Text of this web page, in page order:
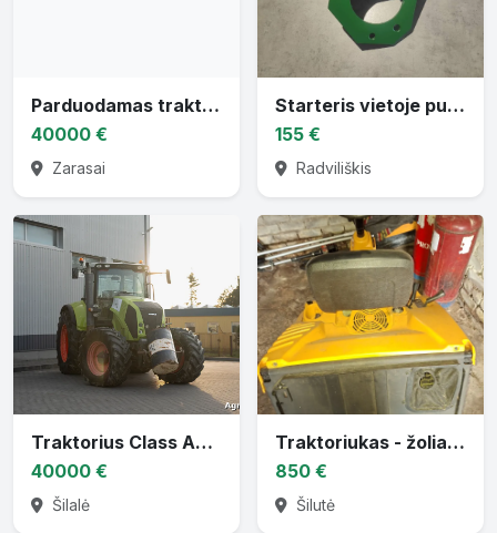
Parduodamas traktorius CASE PUMA 130
40000 €
Zarasai
Starteris vietoje puskačio
155 €
Radviliškis
Traktorius Class Axion 830
40000 €
Šilalė
Traktoriukas - žoliapjovė
850 €
Šilutė